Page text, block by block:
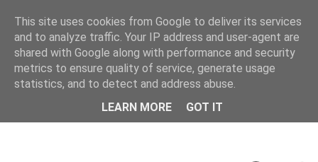
This site uses cookies from Google to deliver its services
and to analyze traffic. Your IP address and user-agent are
shared with Google along with performance and security
metrics to ensure quality of service, generate usage
statistics, and to detect and address abuse.
LEARN MORE
GOT IT